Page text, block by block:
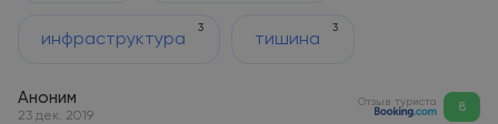
инфраструктура
3
тишина
3
Аноним
23 дек. 2019
Отзыв туриста 8